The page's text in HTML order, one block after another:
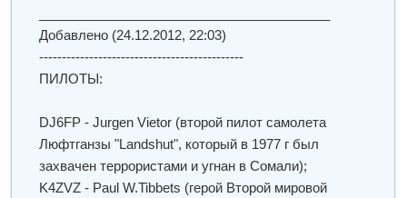
Добавлено (24.12.2012, 22:03)
---------------------------------------------
ПИЛОТЫ:
DJ6FP - Jurgen Vietor (второй пилот самолета
Люфтганзы "Landshut", который в 1977 г был
захвачен террористами и угнан в Сомали);
K4ZVZ - Paul W.Tibbets (герой Второй мировой